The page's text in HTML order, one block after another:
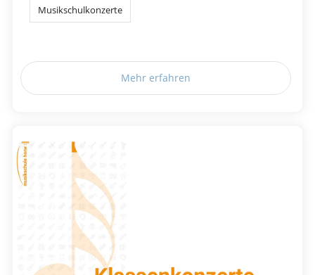
Musikschulkonzerte
Mehr erfahren